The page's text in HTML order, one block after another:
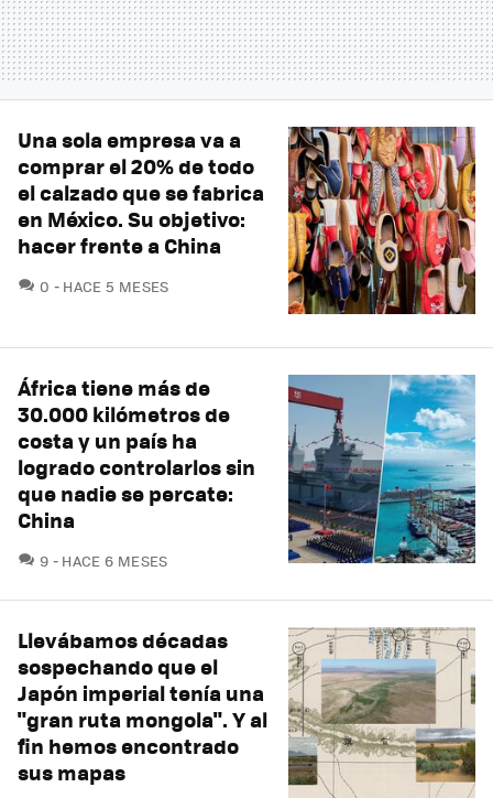
Una sola empresa va a
comprar el 20% de todo
el calzado que se fabrica
en México. Su objetivo:
hacer frente a China
0 COMENTARIOS
HACE 5 MESES
África tiene más de
30.000 kilómetros de
costa y un país ha
logrado controlarlos sin
que nadie se percate:
China
9 COMENTARIOS
HACE 6 MESES
Llevábamos décadas
sospechando que el
Japón imperial tenía una
"gran ruta mongola". Y al
fin hemos encontrado
sus mapas